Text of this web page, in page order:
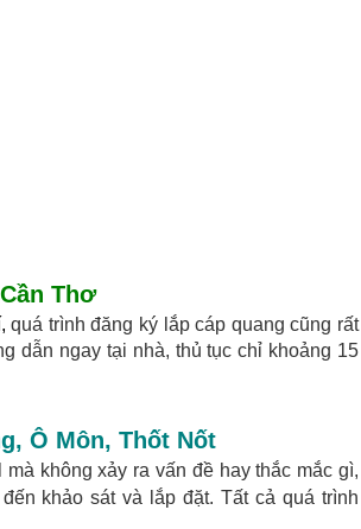
Thơ
, quá trình đăng ký lắp cáp quang cũng rất
dẫn ngay tại nhà, thủ tục chỉ khoảng 15
, Ô Môn, Thốt Nốt
không xảy ra vấn đề hay thắc mắc gì,
khảo sát và lắp đặt. Tất cả quá trình